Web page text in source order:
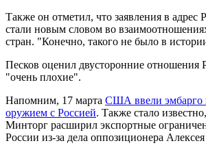
Также он отметил, что заявления в адрес
стали новым словом во
стран. "Конечно, такого не было в
Песков оценил двусторонние
"очень плохие".
Напомним, 17 марта США ввели эмбарго
оружием с Россией. Также стало
Минторг расширил экспортные
России из-за дела оппозиционера